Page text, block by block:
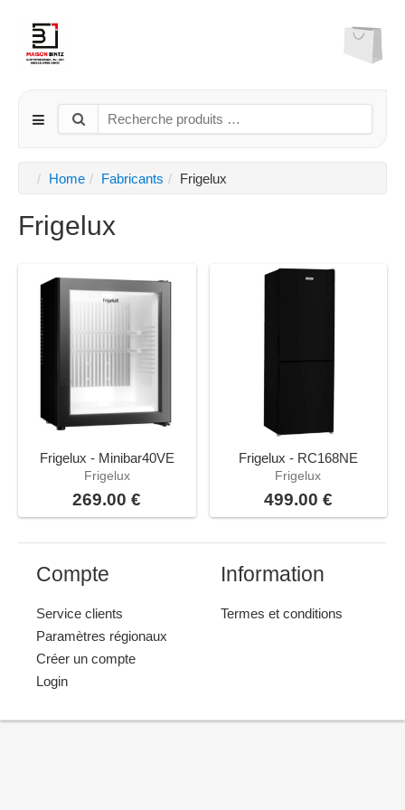
Home Fabricants Frigelux
Frigelux
Frigelux - Minibar40VE
Frigelux
269.00 €
Frigelux - RC168NE
Frigelux
499.00 €
Compte
Service clients
Paramètres régionaux
Créer un compte
Login
Information
Termes et conditions